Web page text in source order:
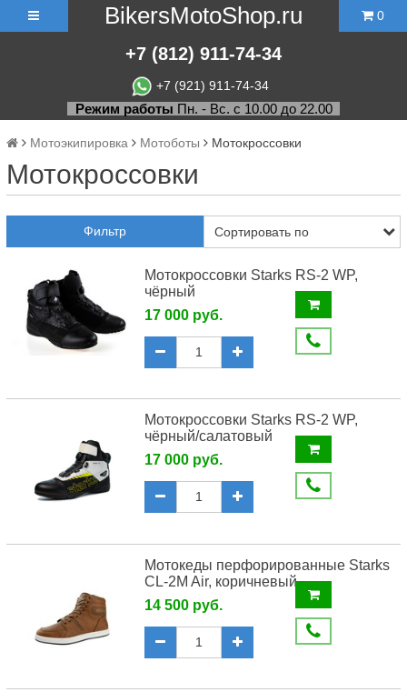
BikersMotoShop.ru
+7 (812) 911-74-34
+7 (921) 911-74-34
0
Режим работы Пн. - Вс. с 10.00 до 22.00
Мотоэкипировка Мотоботы Мотокроссовки
Мотокроссовки
Фильтр
Мотокроссовки Starks RS-2 WP,
чёрный
17 000 руб.
Мотокроссовки Starks RS-2 WP,
чёрный/салатовый
17 000 руб.
Мотокеды перфорированные Starks
CL-2M Air, коричневый
14 500 руб.